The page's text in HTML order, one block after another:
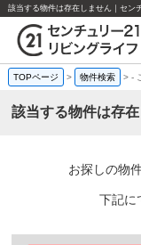
該当する物件は存在しません｜セン
TOPページ > 物件検索 >-
該当する物件は存
お探しの物
下記に